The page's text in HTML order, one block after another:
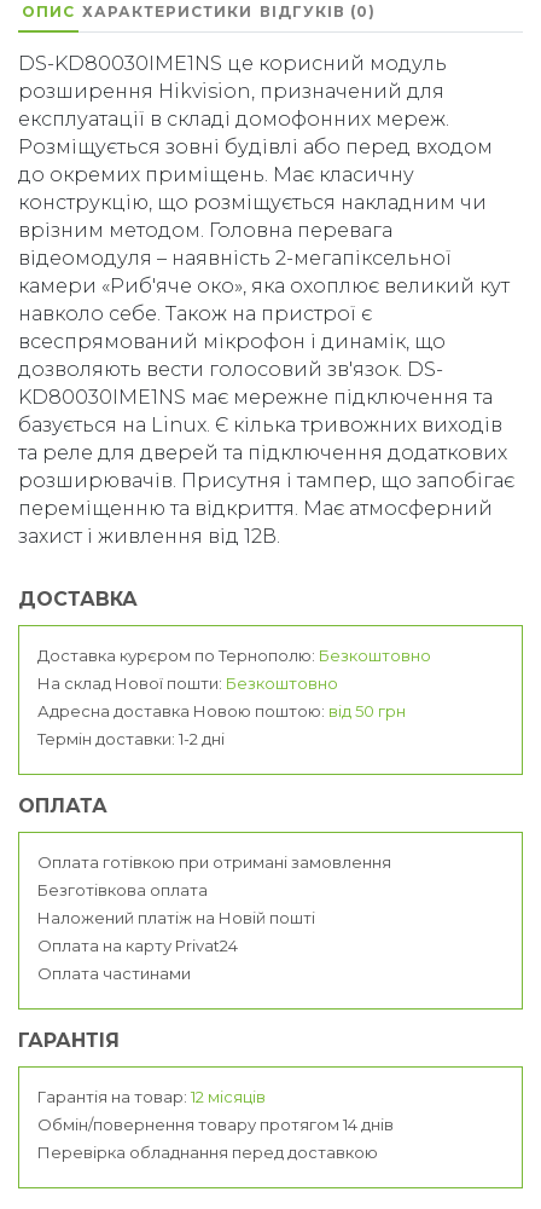
ОПИС ХАРАКТЕРИСТИКИ ВІДГУКІВ (0)
DS-KD80030IME1NS це корисний модуль
розширення Hikvision, призначений для
експлуатації в складі домофонних мереж.
Розміщується зовні будівлі або перед входом
до окремих приміщень. Має класичну
конструкцію, що розміщується накладним чи
врізним методом. Головна перевага
відеомодуля – наявність 2-мегапіксельної
камери «Риб'яче око», яка охоплює великий кут
навколо себе. Також на пристрої є
всеспрямований мікрофон і динамік, що
дозволяють вести голосовий зв'язок. DS-
KD80030IME1NS має мережне підключення та
базується на Linux. Є кілька тривожних виходів
та реле для дверей та підключення додаткових
розширювачів. Присутня і тампер, що запобігає
переміщенню та відкриття. Має атмосферний
захист і живлення від 12В.
ДОСТАВКА
Доставка курєром по Тернополю: Безкоштовно
На склад Нової пошти: Безкоштовно
Адресна доставка Новою поштою: від 50 грн
Термін доставки: 1-2 дні
ОПЛАТА
Оплата готівкою при отримані замовлення
Безготівкова оплата
Наложений платіж на Новій пошті
Оплата на карту Privat24
Оплата частинами
ГАРАНТІЯ
Гарантія на товар: 12 місяців
Обмін/повернення товару протягом 14 днів
Перевірка обладнання перед доставкою